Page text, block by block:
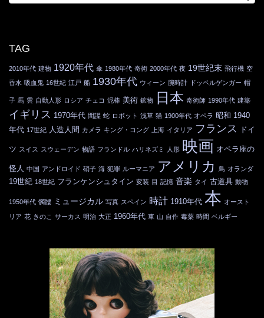
TAG
2010年代 建物 1920年代 傘 1980年代 奇術 2000年代 夜 19世紀末 飛行機 空
香水 吸血鬼 16世紀 江戸 船 1930年代 ウィーン 腕時計 ドッペルゲンガー 帽
子 馬 雲 自動人形 ロシア チェコ 泥棒 美術 鉱物 日本 奇術師 1990年代 建築
イギリス 1970年代 間諜 蛇 ロボット 浅草 猫 1900年代 オペラ 昭和 1940
年代 17世紀 人造人間 カメラ キング・コング 上海 イタリア フランス ドイ
ツ スイス スウェーデン 物語 フランドル ハリネズミ 人形 映画 オペラ座の
怪人 中国 アンドロイド 硝子 海 犯罪 ルーマニア アメリカ 鳥 オランダ
19世紀 18世紀 フランケンシュタイン 変装 目 記憶 音楽 タイ 古道具 動物
1950年代 髑髏 ミュージカル 写真 スペイン 時計 1910年代 本 オースト
リア 花 きのこ サーカス 明治 大正 1960年代 車 山 自作 毒薬 時間 ベルギー